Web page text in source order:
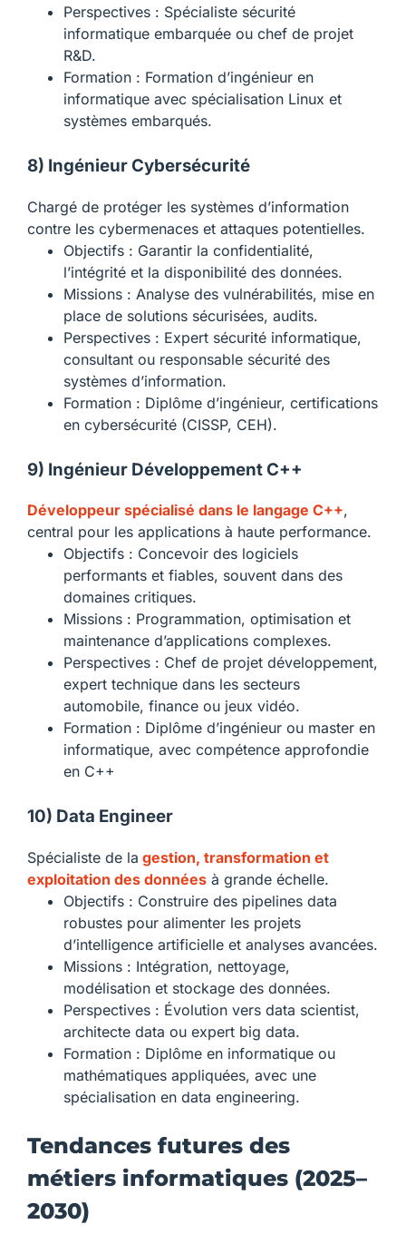
Perspectives : Spécialiste sécurité
informatique embarquée ou chef de projet
R&D.
Formation : Formation d’ingénieur en
informatique avec spécialisation Linux et
systèmes embarqués.
8) Ingénieur Cybersécurité
Chargé de protéger les systèmes d’information
contre les cybermenaces et attaques potentielles.
Objectifs : Garantir la confidentialité,
l’intégrité et la disponibilité des données.
Missions : Analyse des vulnérabilités, mise en
place de solutions sécurisées, audits.
Perspectives : Expert sécurité informatique,
consultant ou responsable sécurité des
systèmes d’information.
Formation : Diplôme d’ingénieur, certifications
en cybersécurité (CISSP, CEH).
9) Ingénieur Développement C++
Développeur spécialisé dans le langage C++,
central pour les applications à haute performance.
Objectifs : Concevoir des logiciels
performants et fiables, souvent dans des
domaines critiques.
Missions : Programmation, optimisation et
maintenance d’applications complexes.
Perspectives : Chef de projet développement,
expert technique dans les secteurs
automobile, finance ou jeux vidéo.
Formation : Diplôme d’ingénieur ou master en
informatique, avec compétence approfondie
en C++
10) Data Engineer
Spécialiste de la gestion, transformation et
exploitation des données à grande échelle.
Objectifs : Construire des pipelines data
robustes pour alimenter les projets
d’intelligence artificielle et analyses avancées.
Missions : Intégration, nettoyage,
modélisation et stockage des données.
Perspectives : Évolution vers data scientist,
architecte data ou expert big data.
Formation : Diplôme en informatique ou
mathématiques appliquées, avec une
spécialisation en data engineering.
Tendances futures des
métiers informatiques (2025–
2030)